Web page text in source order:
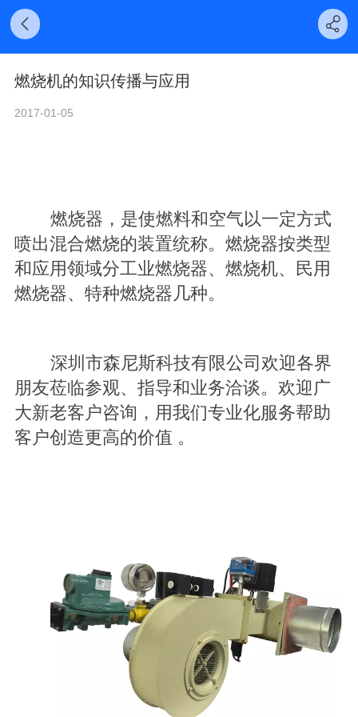
燃烧机的知识传播与应用
2017-01-05
燃烧器，是使燃料和空气以一定方式
喷出混合燃烧的装置统称。燃烧器按类型
和应用领域分工业燃烧器、燃烧机、民用
燃烧器、特种燃烧器几种。
深圳市森尼斯科技有限公司欢迎各界
朋友莅临参观、指导和业务洽谈。欢迎广
大新老客户咨询，用我们专业化服务帮助
客户创造更高的价值 。